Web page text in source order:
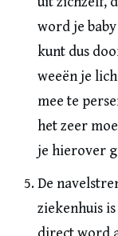
word je
kunt dus
weeën je
mee te
het zeer
je hierover
De
ziekenhuis